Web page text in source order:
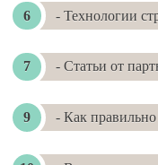
- Технологии
- Статьи от
- Как